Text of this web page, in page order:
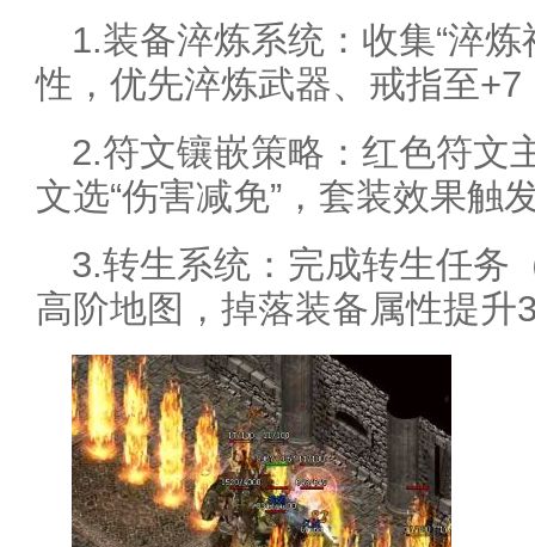
1.装备淬炼系统：收集“淬
性，优先淬炼武器、戒指至
2.符文镶嵌策略：红色符文
文选“伤害减免”，套装效果触
3.转生系统：完成转生任务
高阶地图，掉落装备属性提升